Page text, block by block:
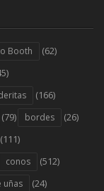
Booth (62)
(166)
(79) bordes (26)
(111)
conos (512)
uñas (24)